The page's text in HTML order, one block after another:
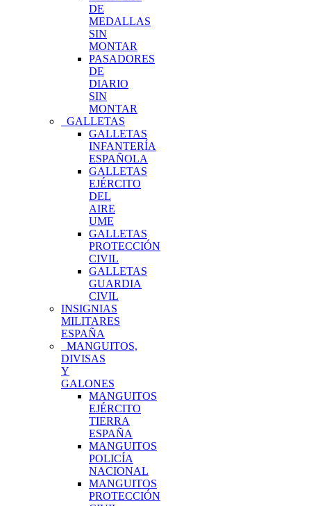
DE
MEDALLAS
SIN
MONTAR
PASADORES
DE
DIARIO
SIN
MONTAR
GALLETAS
GALLETAS
INFANTERÍA
ESPAÑOLA
GALLETAS
EJÉRCITO
DEL
AIRE
UME
GALLETAS
PROTECCIÓN
CIVIL
GALLETAS
GUARDIA
CIVIL
INSIGNIAS
MILITARES
ESPAÑA
MANGUITOS,
DIVISAS
Y
GALONES
MANGUITOS
EJÉRCITO
TIERRA
ESPAÑA
MANGUITOS
POLICÍA
NACIONAL
MANGUITOS
PROTECCIÓN